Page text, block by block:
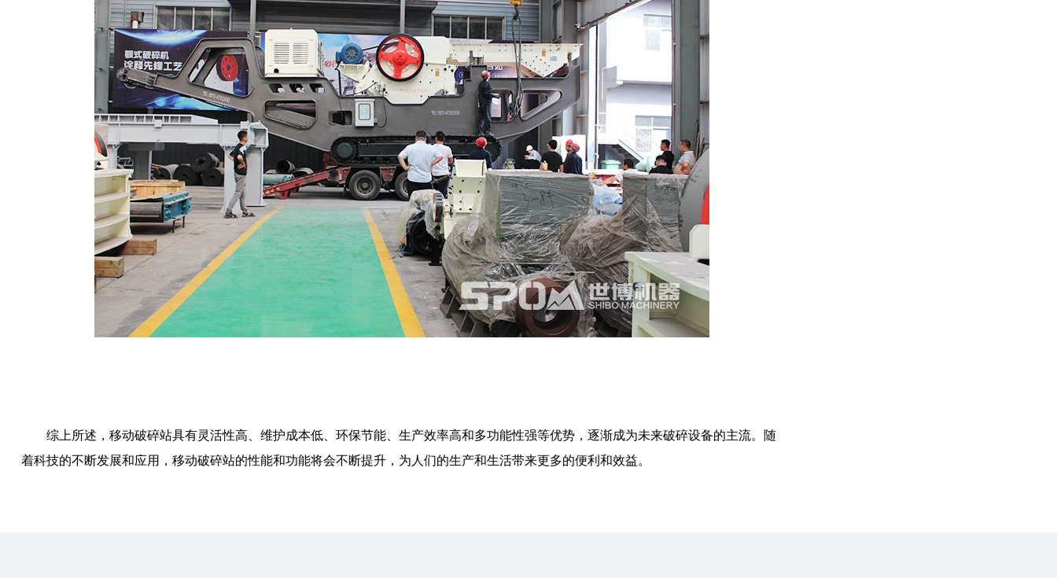
综上所述，移动破碎站具有灵活性高、维护成本低、环保节能、生产效率高和多功能性强等优势，逐渐成为未来破碎设备的主流。随
着科技的不断发展和应用，移动破碎站的性能和功能将会不断提升，为人们的生产和生活带来更多的便利和效益。